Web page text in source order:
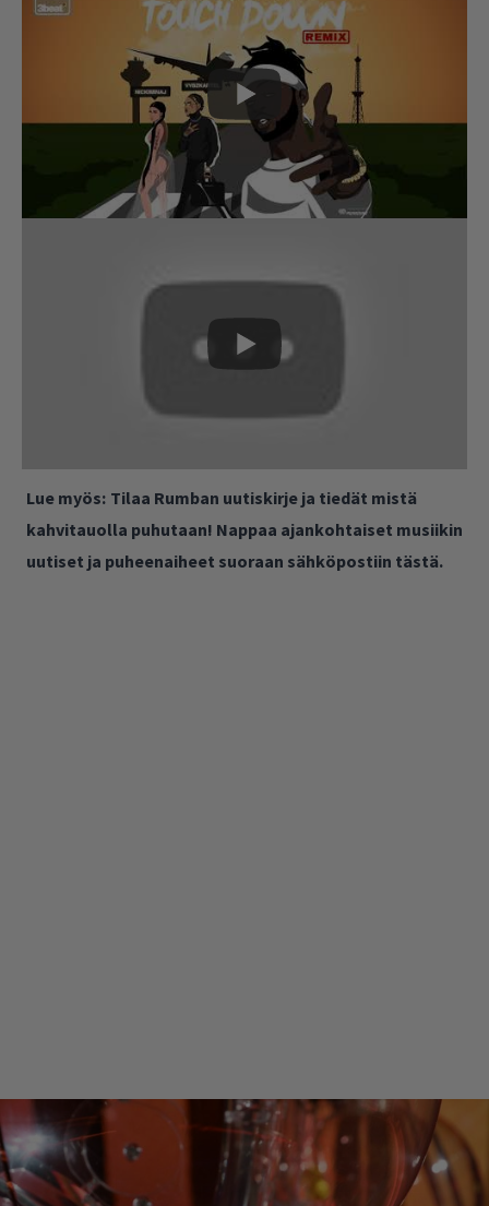
Lue myös: Tilaa Rumban uutiskirje ja tiedät mistä
kahvitauolla puhutaan! Nappaa ajankohtaiset musiikin
uutiset ja puheenaiheet suoraan sähköpostiin tästä.